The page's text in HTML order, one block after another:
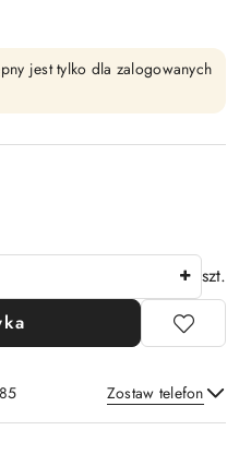
jest tylko dla zalogowanych
szt.
Zostaw telefon